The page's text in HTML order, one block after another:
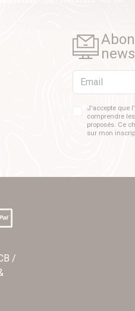
Email
J'accepte que
comprendre
proposés. Ce
sur mon
/